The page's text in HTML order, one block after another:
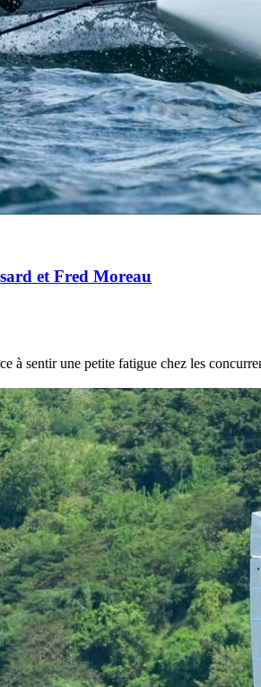
22
22
0
et Fred Moreau
à sentir une petite fatigue chez les